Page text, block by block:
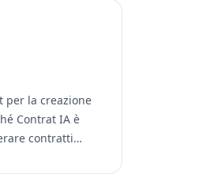
per la creazione
Contrat IA è
contratti